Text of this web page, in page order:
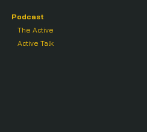
Podcast
The Active
Active Talk